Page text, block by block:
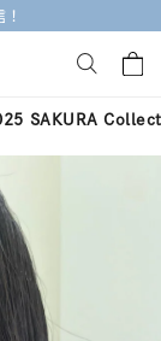
ドで検索する
リング
SAKURA